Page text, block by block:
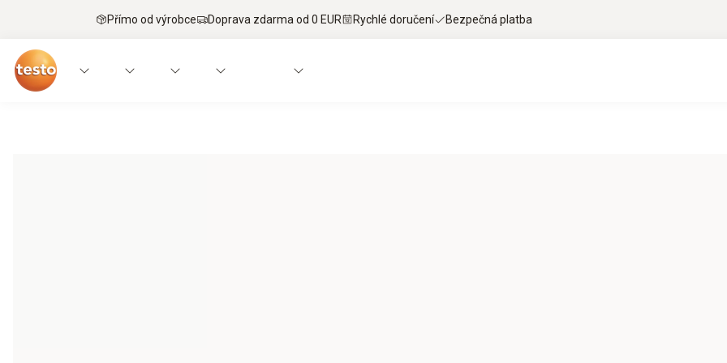
Přímo od výrobce Doprava zdarma od 0 EUR Rychlé doručení Bezpečná platba